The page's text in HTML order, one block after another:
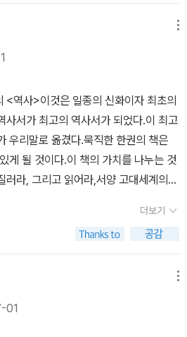
문학적 부분부터 지리, 생물학 정보 등
세하게 기재되었기 때문이라 생각된다.
지만, 이를 통해 당시 사람들의 세계인
서 이 책의 중요성을 알게 된다. 또한,
˝서양 역사의 아버지˝가 되었다는 사실
있다. 우리가 잘 알고 있는 그리스 신
과 어떤 관련이 있는지도 파악할 수 있
이집트의 ｀오시리스｀, ｀아폴로｀
해왔다는 사실을 알 수 있다. 6권 이후 ˝
잘 알고 있다시피 우리에게 고구려와
시키는 내용으로 전개된다. 다만, <역
비극의 발달한 그리스 문화의 특징 때문
록보다 훨씬 극적인 표현이 많다. <역
헬라스의 구원자로서 어떻게 ｀숙적
록한 승자의 기록이다. 그래서, 글 전
우스 1세가 직접 복수의 칼날을 갈며 침
크세르크세스 1세가 새로운 페르시아
다. (BC 486)그가 태어났던 카리아
삼았던 곳으로 이오니아 지역으로 불
의 수중에 넘어간 상태였다.어린 헤로
데,크세르크세스는 대군을 모아 10 년
한다.BC 480년 테르모퓔레, 아르테미
까지 점령, 도시를 약탈하고 신전을 불
라미스 해전에서 대패하자 두려워진 크
함께 30만 육군 병력만 남기고 해군 병
년 마르도니우스가 이끄는 페르시아군
그리스 연합군과 맞선 플라타이아이
을 타 그리스군은 이오니아 지방을 회
모스를 점령한 후 뮈칼레곶에서 벌어진
으로써마침내 그리스-페르시아 전쟁
오니아 지방이 페르시아의 지배하에서
<역사>이것은 일종의 신화이자 최초의
사서가 최고의 역사서가 되었다.이 최고
우리말로 옮겼다.묵직한 한권의 책은
게 될 것이다.이 책의 가치를 나누는 것
러라, 그리고 읽어라,서양 고대세계의
더보기
01